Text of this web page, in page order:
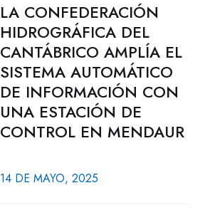
LA CONFEDERACIÓN
HIDROGRÁFICA DEL
CANTÁBRICO AMPLÍA EL
SISTEMA AUTOMÁTICO
DE INFORMACIÓN CON
UNA ESTACIÓN DE
CONTROL EN MENDAUR
14 DE MAYO, 2025